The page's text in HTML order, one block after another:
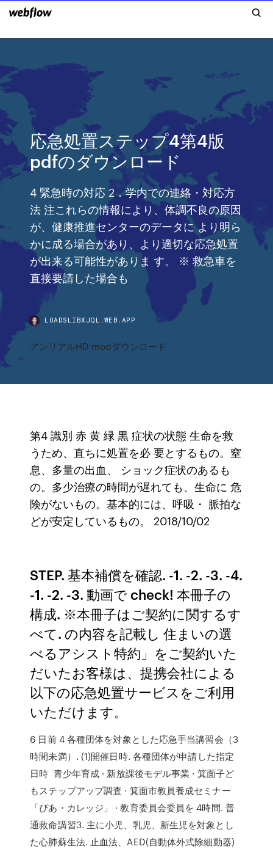
応急処置ステップ4第4版
pdfのダウンロード
4 緊急時の対応 2．学内での連絡・対応方
法 注これらの情報により、体調不良の原因
が、健康推進センターのデータに より明ら
かに成る場合があり、より適切な応急処置
が出来る可能性がありま す。 ※ 救急車を
直接要請した場合も
LOADSLIBXJQL.WEB.APP
アンリアルHD modダウンロード
第4 識別 赤 黄 緑 黒 症状の状態 生命を救
うため、直ちに処置を必 要とするもの。窒
息、多量の出血、 ショック症状のあるも
の。多少治療の時間が遅れても、生命に 危
険がないもの。基本的には、呼吸・ 脈拍な
どが安定しているもの。 2018/10/02
STEP. 基本補償を確認. -1. -2. -3. -4.
-1. -2. -3. 動画で check! 本冊子の
構成. ※本冊子はご契約に関するす
べて. の内容を記載し 住まいの選
べるアシスト特約」をご契約いた
だいたお客様は、提携会社による
以下の応急処置サービスをご利用
いただけます。
6 日前 4 各種団体を対象とした応急手当講習会（3
時間未満）. (1)開催日時. 各種団体が申請した指定
日時 青少年育成 · 新放課後モデル事業 · 箕面子ど
もステップアップ調査 · 箕面市教員養成セミナー
「ぴあ・カレッジ」 · 教育委員会委員を 4時間. 普
通救命講習3. 主に小児、乳児、新生児を対象とし
た心肺蘇生法. 止血法、AED(自動体外式除細動器)